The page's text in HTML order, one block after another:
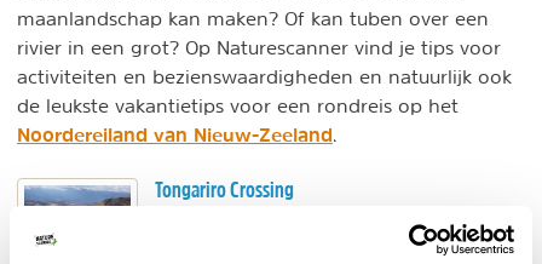
maanlandschap kan maken? Of kan tuben over een
rivier in een grot? Op Naturescanner vind je tips voor
activiteiten en bezienswaardigheden en natuurlijk ook
de leukste vakantietips voor een rondreis op het
Noordereiland van Nieuw-Zeeland
Tongariro Crossing
trekking? De Tongariro Crossing, ook Tongariro